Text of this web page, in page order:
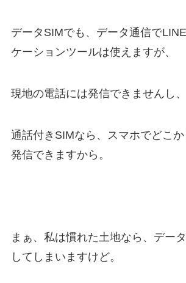
データSIMでも、データ通信で
ケーションツールは使えますが、
現地の電話には発信できませんし、
通話付きSIMなら、スマホでどこ
発信できますから。
まぁ、私は慣れた土地なら、デー
してしまいますけど。